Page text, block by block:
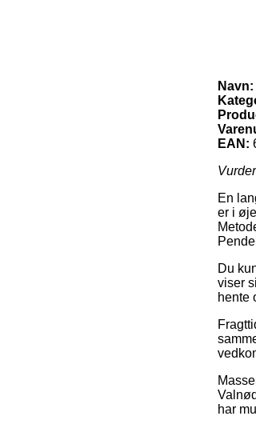
Navn:
EAN:
En
er i
Du
viser
hente
har